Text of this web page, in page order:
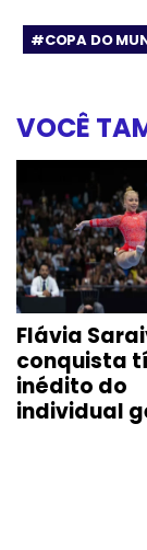
#COPA DO
VOCÊ
Vasco
Fluminense
Copa do